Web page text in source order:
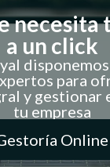
necesita
a un click
para
y gestionar
tu empresa
Online